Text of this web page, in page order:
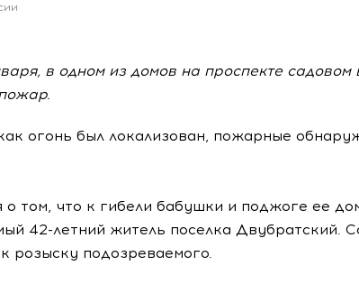
в одном из домов на проспекте
огонь был локализован, пожарные
том, что к гибели бабушки и поджоге ее
42-летний житель поселка Двубратский.
розыску подозреваемого.